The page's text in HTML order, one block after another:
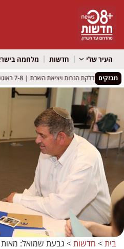
העיר שלי חדשות מלחמה
מבזקים
והדלקת הנרות ויציאת השבת | 7-8 באוגוסט 2026
והדלקת הנרות ויציאת השבת | 7-8 באוגוסט 2026
בית> חדשות> גבעת שמואל: